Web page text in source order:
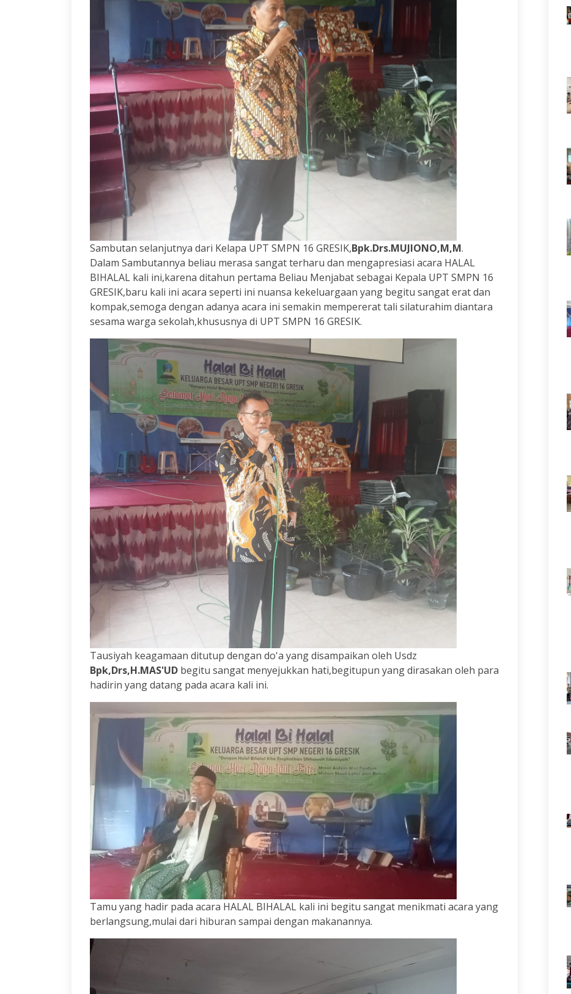
Sambutan selanjutnya dari Kelapa UPT SMPN 16 GRESIK,Bpk.Drs.MUJIONO,M,M.
Dalam Sambutannya beliau merasa sangat terharu dan mengapresiasi acara HALAL
BIHALAL kali ini,karena ditahun pertama Beliau Menjabat sebagai Kepala UPT SMPN 16
GRESIK,baru kali ini acara seperti ini nuansa kekeluargaan yang begitu sangat erat dan
kompak,semoga dengan adanya acara ini semakin mempererat tali silaturahim diantara
sesama warga sekolah,khususnya di UPT SMPN 16 GRESIK.
Tausiyah keagamaan ditutup dengan do'a yang disampaikan oleh Usdz
Bpk,Drs,H.MAS'UD begitu sangat menyejukkan hati,begitupun yang dirasakan oleh para
hadirin yang datang pada acara kali ini.
Tamu yang hadir pada acara HALAL BIHALAL kali ini begitu sangat menikmati acara yang
berlangsung,mulai dari hiburan sampai dengan makanannya.